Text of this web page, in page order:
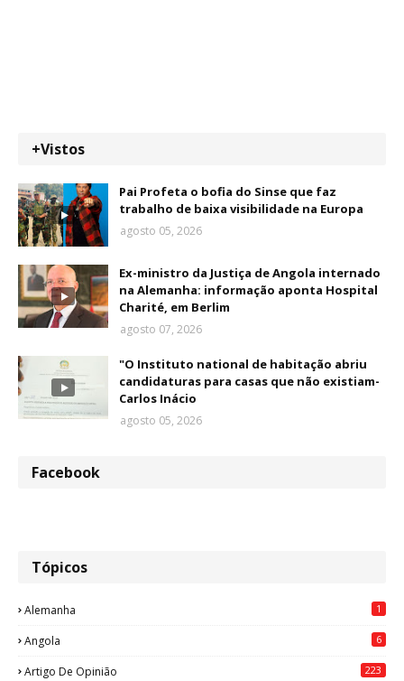
+Vistos
Pai Profeta o bofia do Sinse que faz
trabalho de baixa visibilidade na Europa
agosto 05, 2026
Ex-ministro da Justiça de Angola internado
na Alemanha: informação aponta Hospital
Charité, em Berlim
agosto 07, 2026
"O Instituto national de habitação abriu
candidaturas para casas que não existiam-
Carlos Inácio
agosto 05, 2026
Facebook
Tópicos
Alemanha 1
Angola 6
Artigo De Opinião 223